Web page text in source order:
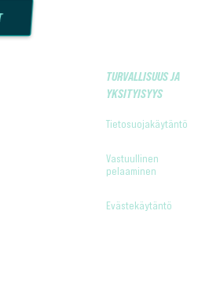
TURVALLISUUS JA
YKSITYISYYS
Tietosuojakäytäntö
Vastuullinen
pelaaminen
Evästekäytäntö